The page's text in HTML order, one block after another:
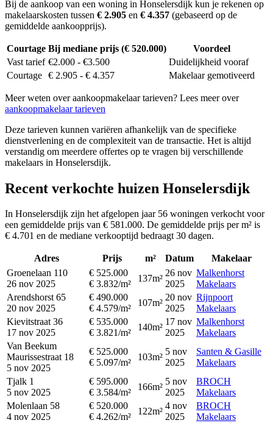
Bij de aankoop van een woning in Honselersdijk kun je rekenen op
makelaarskosten tussen € 2.905 en € 4.357 (gebaseerd op de
gemiddelde aankoopprijs).
Courtage Bij mediane prijs (€ 520.000)
Voordeel
Vast tarief €2.000 - €3.500
Duidelijkheid vooraf
Courtage € 2.905 - € 4.357 Makelaar gemotiveerd
Meer weten over aankoopmakelaar tarieven? Lees meer over
aankoopmakelaar tarieven
Deze tarieven kunnen variëren afhankelijk van de specifieke
dienstverlening en de complexiteit van de transactie. Het is altijd
verstandig om meerdere offertes op te vragen bij verschillende
makelaars in Honselersdijk.
Recent verkochte huizen Honselersdijk
In Honselersdijk zijn het afgelopen jaar 56 woningen verkocht voor
een gemiddelde prijs van € 581.000. De gemiddelde prijs per m² is
€ 4.701 en de mediane verkooptijd bedraagt 30 dagen.
Adres Prijs m² Datum
Makelaar
Groenelaan 110
26 nov 2025
€ 525.000
€ 3.832/m²
137m²
26 nov
2025
Malkenhorst
Makelaars
Arendshorst 65
20 nov 2025
€ 490.000
€ 4.579/m²
107m²
20 nov
2025
Rijnpoort
Makelaars
Kievitstraat 36
17 nov 2025
€ 535.000
€ 3.821/m²
140m²
17 nov
2025
Malkenhorst
Makelaars
Van Beekum
Maurissestraat 18
5 nov 2025
€ 525.000
€ 5.097/m²
103m²
5 nov
2025
Santen & Gasille
Makelaars
Tjalk 1
5 nov 2025
€ 595.000
€ 3.584/m²
166m²
5 nov
2025
BROCH
Makelaars
Molenlaan 58
4 nov 2025
€ 520.000
€ 4.262/m²
122m²
4 nov
2025
BROCH
Makelaars